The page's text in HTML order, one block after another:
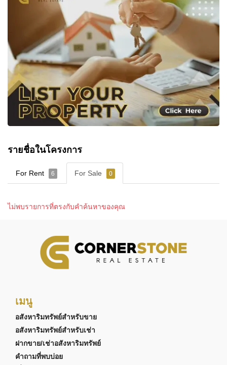
รายชื่อในโครงการ
For Rent 6 For Sale 0
ไม่พบรายการที่ตรงกับคำค้นหาของคุณ
เมนู
อสังหาริมทรัพย์สำหรับขาย
อสังหาริมทรัพย์สำหรับเช่า
ฝากขาย/เช่าอสังหาริมทรัพย์
คำถามที่พบบ่อย